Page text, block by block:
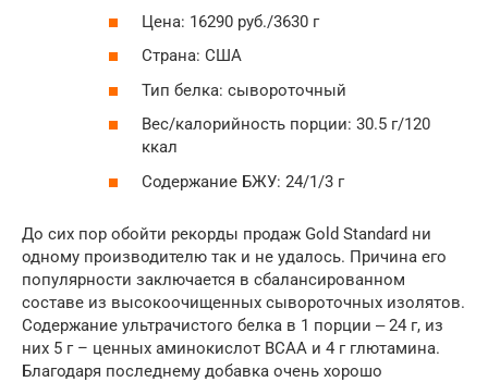
Цена: 16290 руб./3630 г
Страна: США
Тип белка: сывороточный
Вес/калорийность порции: 30.5 г/120
ккал
Содержание БЖУ: 24/1/3 г
До сих пор обойти рекорды продаж Gold Standard ни
одному производителю так и не удалось. Причина его
популярности заключается в сбалансированном
составе из высокоочищенных сывороточных изолятов.
Содержание ультрачистого белка в 1 порции ‒ 24 г, из
них 5 г – ценных аминокислот BCAA и 4 г глютамина.
Благодаря последнему добавка очень хорошо